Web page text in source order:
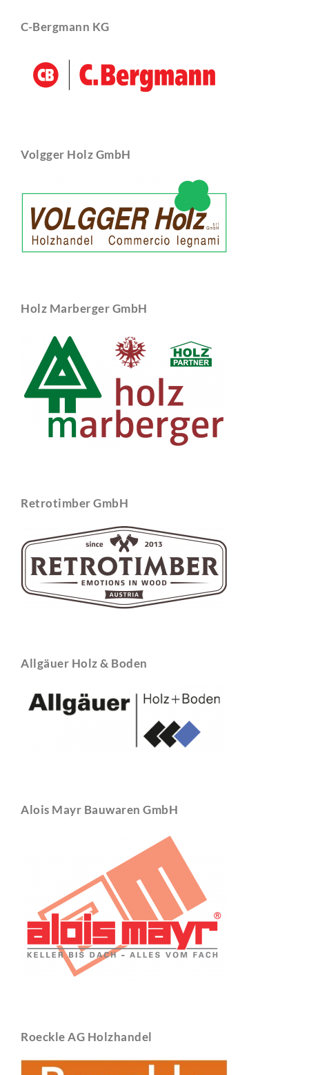
C-Bergmann KG
Volgger Holz GmbH
Holz Marberger GmbH
Retrotimber GmbH
Allgäuer Holz & Boden
Alois Mayr Bauwaren GmbH
Roeckle AG Holzhandel